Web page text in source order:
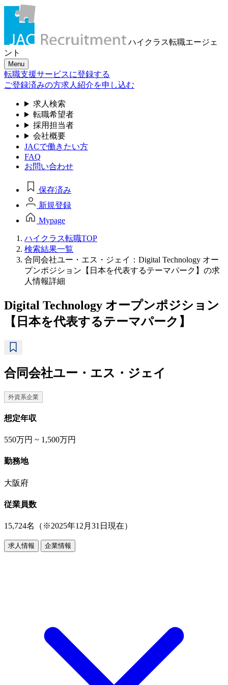
ハイクラス転職エージェ
ント
Menu
転職支援サービスに登録する
ご登録済みの方求人紹介を申し込む
求人検索
転職希望者
採用担当者
会社概要
JACで働きたい方
FAQ
お問い合わせ
保存済み
新規登録
Mypage
ハイクラス転職TOP
検索結果一覧
合同会社ユー・エス・ジェイ：Digital Technology オー
プンポジション【日本を代表するテーマパーク】の求
人情報詳細
Digital Technology オープンポジション
【日本を代表するテーマパーク】
合同会社ユー・エス・ジェイ
外資系企業
想定年収
550万円 ~ 1,500万円
勤務地
大阪府
従業員数
15,724名（※2025年12月31日現在）
求人情報 企業情報